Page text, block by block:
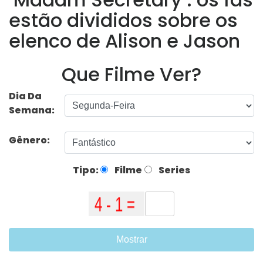
estão divididos sobre os
elenco de Alison e Jason
Que Filme Ver?
Dia Da
Semana:
Gênero:
Tipo: Filme Series
Mostrar